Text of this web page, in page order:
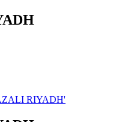
RIYADH'